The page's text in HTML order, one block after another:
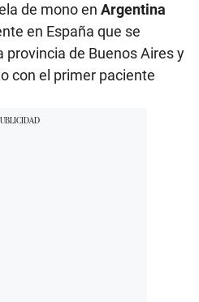
de mono en Argentina
en España que se
provincia de Buenos Aires y
con el primer paciente